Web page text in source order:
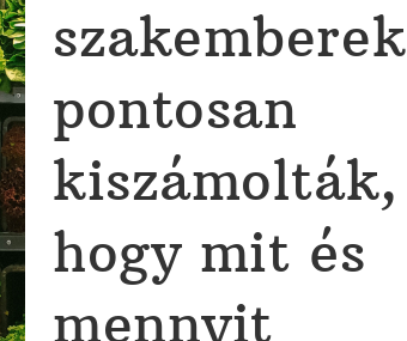
szakemberek
pontosan
kiszámolták,
hogy mit és
mennyit